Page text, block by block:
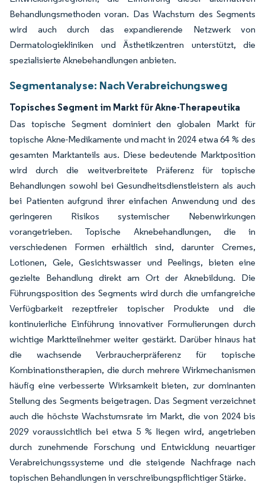
Behandlungsmethoden voran. Das Wachstum des Segments
wird auch durch das expandierende Netzwerk von
Dermatologiekliniken und Ästhetikzentren unterstützt, die
spezialisierte Aknebehandlungen anbieten.
Segmentanalyse: Nach Verabreichungsweg
Topisches Segment im Markt für Akne-Therapeutika
Das topische Segment dominiert den globalen Markt für
topische Akne-Medikamente und macht in 2024 etwa 64 % des
gesamten Marktanteils aus. Diese bedeutende Marktposition
wird durch die weitverbreitete Präferenz für topische
Behandlungen sowohl bei Gesundheitsdienstleistern als auch
bei Patienten aufgrund ihrer einfachen Anwendung und des
geringeren Risikos systemischer Nebenwirkungen
vorangetrieben. Topische Aknebehandlungen, die in
verschiedenen Formen erhältlich sind, darunter Cremes,
Lotionen, Gele, Gesichtswasser und Peelings, bieten eine
gezielte Behandlung direkt am Ort der Aknebildung. Die
Führungsposition des Segments wird durch die umfangreiche
Verfügbarkeit rezeptfreier topischer Produkte und die
kontinuierliche Einführung innovativer Formulierungen durch
wichtige Marktteilnehmer weiter gestärkt. Darüber hinaus hat
die wachsende Verbraucherpräferenz für topische
Kombinationstherapien, die durch mehrere Wirkmechanismen
häufig eine verbesserte Wirksamkeit bieten, zur dominanten
Stellung des Segments beigetragen. Das Segment verzeichnet
auch die höchste Wachstumsrate im Markt, die von 2024 bis
2029 voraussichtlich bei etwa 5 % liegen wird, angetrieben
durch zunehmende Forschung und Entwicklung neuartiger
Verabreichungssysteme und die steigende Nachfrage nach
topischen Behandlungen in verschreibungspflichtiger Stärke.